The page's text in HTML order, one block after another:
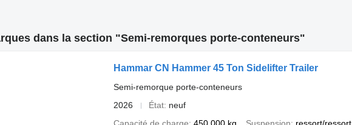
dans la section "Semi-remorques porte-conteneurs"
Hammar CN Hammer 45 Ton Sidelifter Trailer
Semi-remorque porte-conteneurs
2026
État neuf